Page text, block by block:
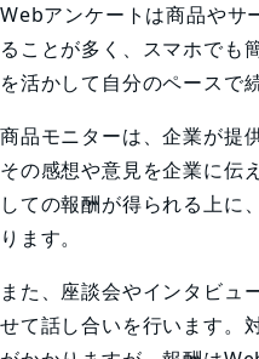
Webアンケートは商品やサ
ることが多く、スマホでも
を活かして自分のペースで
商品モニターは、企業が提
その感想や意見を企業に伝
しての報酬が得られる上に
ります。
また、座談会やインタビュ
せて話し合いを行います。